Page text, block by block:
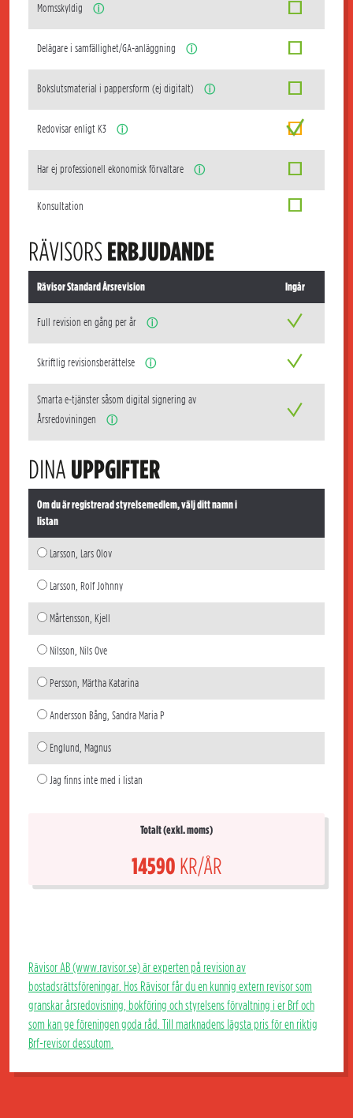
Momsskyldig ⓘ
Delägare i samfällighet/GA-anläggning ⓘ
Bokslutsmaterial i pappersform (ej digitalt) ⓘ
Redovisar enligt K3 ⓘ
Har ej professionell ekonomisk förvaltare ⓘ
Konsultation
RÄVISORSERBJUDANDE
Rävisor Standard Årsrevision Ingår
Full revision en gång per år ⓘ
Skriftlig revisionsberättelse ⓘ
Smarta e-tjänster såsom digital signering av
Årsredoviningen
ⓘ
DINA UPPGIFTER
Om du är registrerad styrelsemedlem, välj ditt namn i
listan
Larsson, Lars Olov
Larsson, Rolf Johnny
Mårtensson, Kjell
Nilsson, Nils Ove
Persson, Märtha Katarina
Andersson Bång, Sandra Maria P
Englund, Magnus
Jag finns inte med i listan
Totalt (exkl. moms)
14590 KR/ÅR
Rävisor AB (www.ravisor.se) är experten på revision av
bostadsrättsföreningar. Hos Rävisor får du en kunnig extern revisor som
granskar årsredovisning, bokföring och styrelsens förvaltning i er Brf och
som kan ge föreningen goda råd. Till marknadens lägsta pris för en riktig
Brf-revisor dessutom.